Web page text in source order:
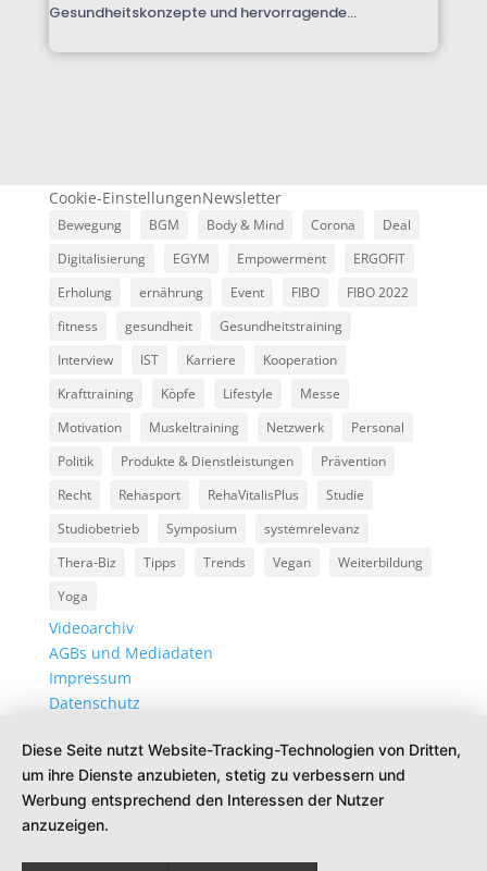
Gesundheitskonzepte und hervorragende...
Cookie-EinstellungenNewsletter
Bewegung BGM Body & Mind Corona
Deal
Digitalisierung
EGYM Empowerment
ERGOFIT
Erholung
ernährung Event FIBO
FIBO 2022
fitness
gesundheit
Gesundheitstraining
Interview
IST Karriere
Kooperation
Krafttraining
Köpfe Lifestyle
Messe
Motivation
Muskeltraining Netzwerk
Personal
Politik
Produkte & Dienstleistungen
Prävention
Recht
Rehasport RehaVitalisPlus
Studie
Studiobetrieb
Symposium
systemrelevanz
Thera-Biz
Tipps Trends Vegan
Weiterbildung
Yoga
Videoarchiv
AGBs und Mediadaten
Impressum
Datenschutz
Diese Seite nutzt Website-Tracking-Technologien von Dritten,
um ihre Dienste anzubieten, stetig zu verbessern und
Werbung entsprechend den Interessen der Nutzer
anzuzeigen.